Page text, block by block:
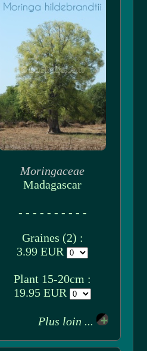
Moringaceae
Madagascar
- - - - - - - - - -
Graines (2) :
3.99 EUR
Plant 15-20cm :
19.95 EUR
Plus loin ...